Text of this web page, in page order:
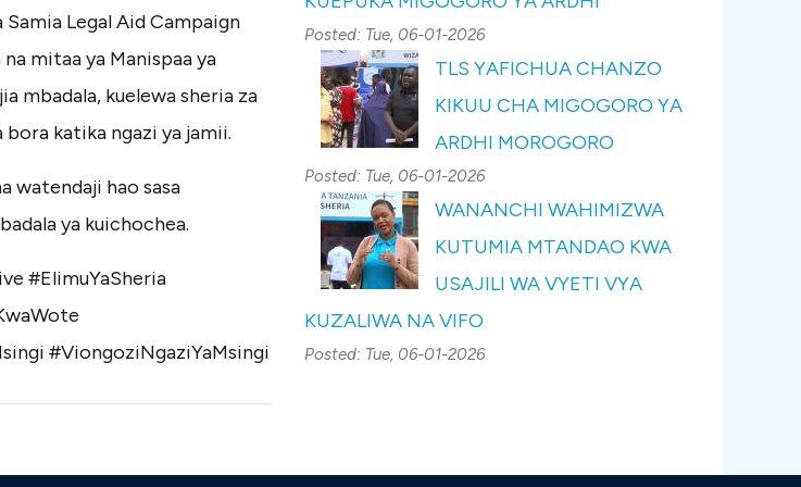
Legal Aid Campaign
mitaa ya Manispaa ya
mbadala, kuelewa sheria za
katika ngazi ya jamii.
watendaji hao sasa
ya kuichochea.
#ElimuYaSheria
#ViongoziNgaziYaMsingi
Posted: Tue, 06-01-2026
TLS YAFICHUA CHANZO
KIKUU CHA MIGOGORO YA
ARDHI MOROGORO
Posted: Tue, 06-01-2026
WANANCHI WAHIMIZWA
KUTUMIA MTANDAO KWA
USAJILI WA VYETI VYA
KUZALIWA NA VIFO
Posted: Tue, 06-01-2026